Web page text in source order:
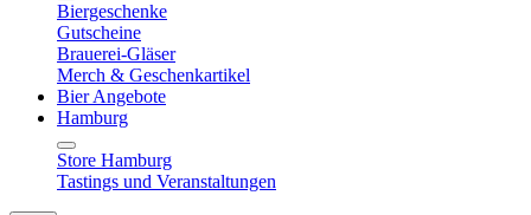
Biergeschenke
Gutscheine
Brauerei-Gläser
Merch & Geschenkartikel
Bier Angebote
Hamburg
Store Hamburg
Tastings und Veranstaltungen